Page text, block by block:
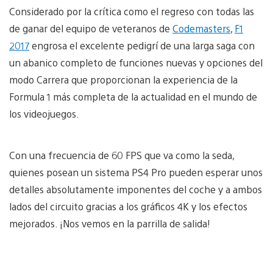
Considerado por la crítica como el regreso con todas las
de ganar del equipo de veteranos de Codemasters, F1
2017engrosa el excelente pedigrí de una larga saga con
un abanico completo de funciones nuevas y opciones del
modo Carrera que proporcionan la experiencia de la
Formula 1 más completa de la actualidad en el mundo de
los videojuegos.
Con una frecuencia de 60 FPS que va como la seda,
quienes posean un sistema PS4 Pro pueden esperar unos
detalles absolutamente imponentes del coche y a ambos
lados del circuito gracias a los gráficos 4K y los efectos
mejorados. ¡Nos vemos en la parrilla de salida!